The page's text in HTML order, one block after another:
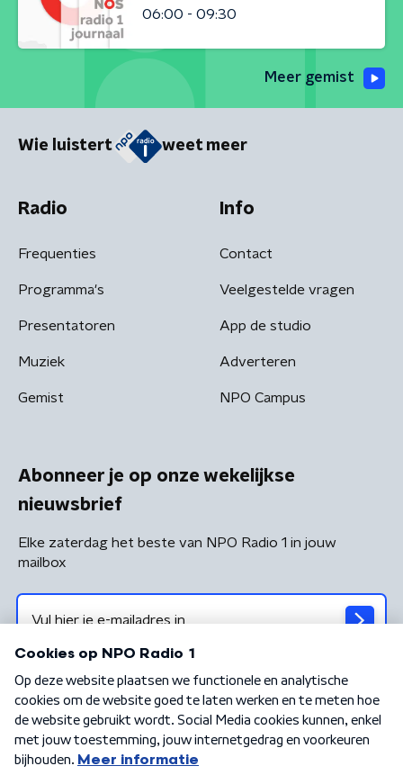
06:00 - 09:30
Meer gemist
Wie luistert weet meer
Radio
Frequenties
Programma's
Presentatoren
Muziek
Gemist
Info
Contact
Veelgestelde vragen
App de studio
Adverteren
NPO Campus
Abonneer je op onze wekelijkse
nieuwsbrief
Elke zaterdag het beste van NPO Radio 1 in jouw
mailbox
Algemene voorwaarden